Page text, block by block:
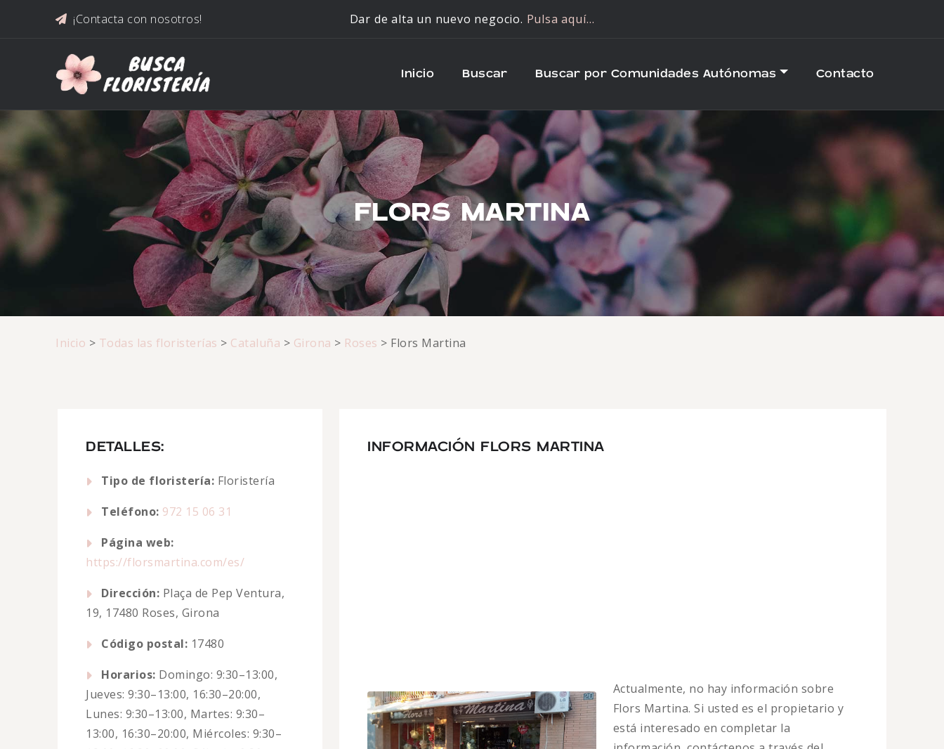
¡Contacta con nosotros! Dar de alta un nuevo negocio. Pulsa aquí…
Inicio Buscar Buscar por Comunidades Autónomas Contacto
FLORS MARTINA
Inicio > Todas las floristerías > Cataluña > Girona > Roses > Flors Martina
DETALLES:
Tipo de floristería: Floristería
Teléfono: 972 15 06 31
Página web:
https://florsmartina.com/es/
Dirección: Plaça de Pep Ventura,
19, 17480 Roses, Girona
Código postal: 17480
Horarios: Domingo: 9:30–13:00,
Jueves: 9:30–13:00, 16:30–20:00,
Lunes: 9:30–13:00, Martes: 9:30–
13:00, 16:30–20:00, Miércoles: 9:30–
INFORMACIÓN FLORS MARTINA
Actualmente, no hay información sobre
Flors Martina. Si usted es el propietario y
está interesado en completar la